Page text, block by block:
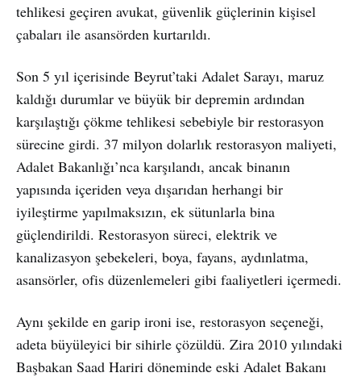
tehlikesi geçiren avukat, güvenlik güçlerinin kişisel
çabaları ile asansörden kurtarıldı.
Son 5 yıl içerisinde Beyrut’taki Adalet Sarayı, maruz
kaldığı durumlar ve büyük bir depremin ardından
karşılaştığı çökme tehlikesi sebebiyle bir restorasyon
sürecine girdi. 37 milyon dolarlık restorasyon maliyeti,
Adalet Bakanlığı’nca karşılandı, ancak binanın
yapısında içeriden veya dışarıdan herhangi bir
iyileştirme yapılmaksızın, ek sütunlarla bina
güçlendirildi. Restorasyon süreci, elektrik ve
kanalizasyon şebekeleri, boya, fayans, aydınlatma,
asansörler, ofis düzenlemeleri gibi faaliyetleri içermedi.
Aynı şekilde en garip ironi ise, restorasyon seçeneği,
adeta büyüleyici bir sihirle çözüldü. Zira 2010 yılındaki
Başbakan Saad Hariri döneminde eski Adalet Bakanı